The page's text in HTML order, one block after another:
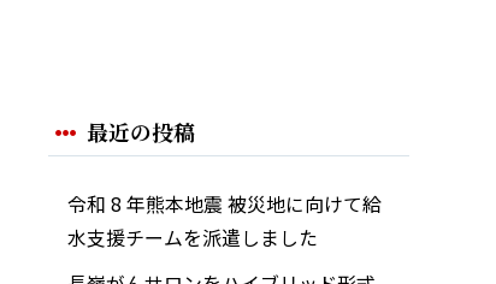
最近の投稿
令和 8 年熊本地震 被災地に向けて給
水支援チームを派遣しました